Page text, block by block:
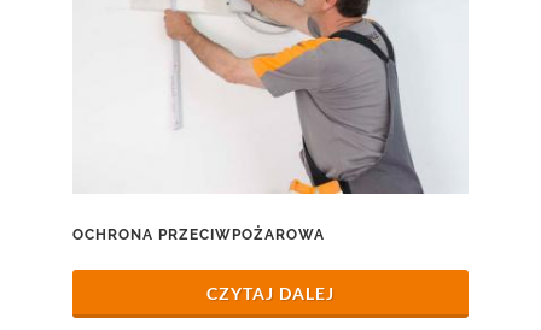
OCHRONA PRZECIWPOŻAROWA
CZYTAJ DALEJ